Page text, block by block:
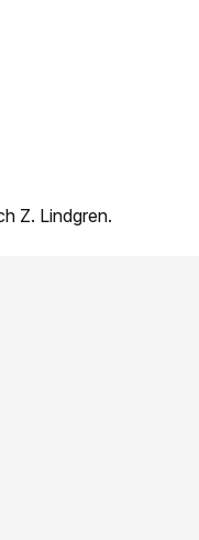
Z. Lindgren.